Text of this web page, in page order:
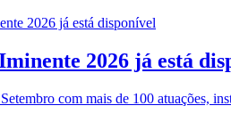
2026 já está
com mais de 100 atuações,